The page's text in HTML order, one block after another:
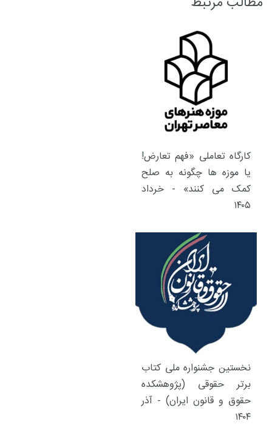
کارگاه تعاملی «فهم تعارض!
یا موزه ها چگونه به صلح
کمک می کنند» - خرداد
۱۴۰۵
نخستین جشنواره ملی کتاب
برتر حقوقی (پژوهشکده
حقوق و قانون ایران) - آذر
۱۴۰۴